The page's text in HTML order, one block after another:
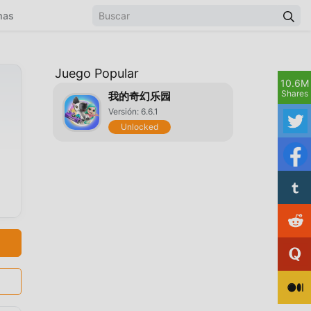
Juego Popular
我的奇幻乐园
Versión: 6.6.1
Unlocked
10.6M
Shares